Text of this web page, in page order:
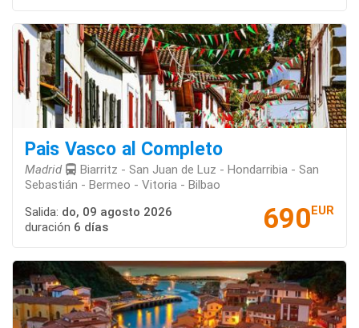
Pais Vasco al Completo
Madrid
Biarritz - San Juan de Luz - Hondarribia - San
Sebastián - Bermeo - Vitoria - Bilbao
690EUR
Salida: do, 09 agosto 2026
duración 6 días